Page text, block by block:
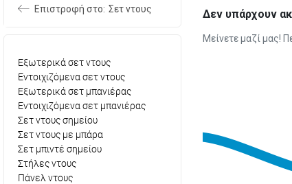
Εξωτερικά σετ ντους
Εντοιχιζόμενα σετ ντους
Εξωτερικά σετ μπανιέρας
Εντοιχιζόμενα σετ μπανιέρας
Σετ ντους σημείου
Σετ ντους με μπάρα
Σετ μπιντέ σημείου
Στήλες ντους
Πάνελ ντους
Επιστροφή στο: Σετ ντους Δεν υπάρχουν
Μείνετε μαζί μας!